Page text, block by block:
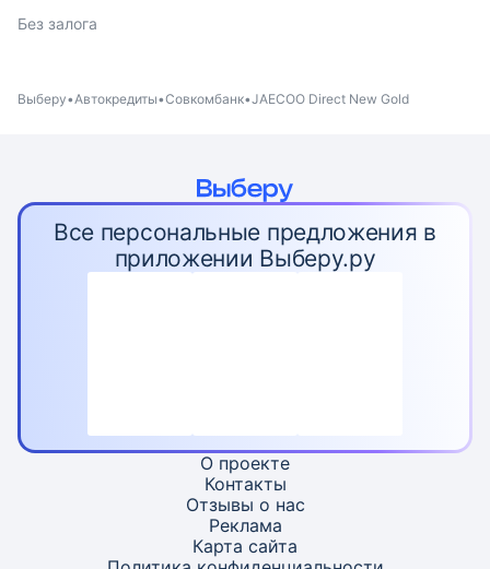
Без залога
Выберу Автокредиты Совкомбанк JAECOO Direct New Gold
Все персональные предложения в
приложении Выберу.ру
О проекте
Контакты
Отзывы о нас
Реклама
Карта сайта